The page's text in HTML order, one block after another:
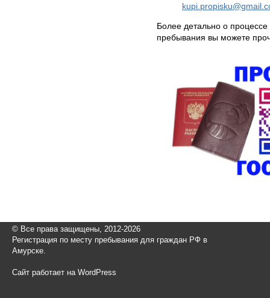
Более детально о
пребывания вы можете
© Все права защищены, 2012-2026
Регистрация по месту пребывания для граждан РФ в
Амурске.
Сайт работает на WordPress